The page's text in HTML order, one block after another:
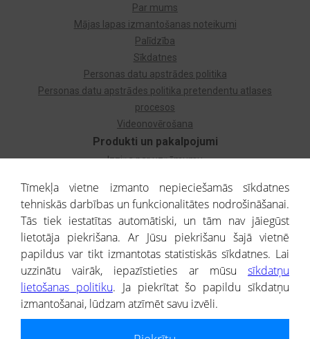
Produkti un pakalpojumi
Izziņa par uzņēmumu
Dzimtas koks
Uzņēmumu atlase
Monitorings
Kredītizziņa par ārvalstu uzņēmumiem
Par mums
Mājas lapas izmantošanas noteikumi
Palīdzība
Sīkdatnes
Personas datu apstrādes politika
Personas datu apstrādes politika pretendentu atlases
procesos
Videonovērošana
® CREDITREFORM Latvija
SIA
Tīmekļa vietne izmanto nepieciešamās sīkdatnes
tehniskās darbības un funkcionalitātes nodrošināšanai.
Tās tiek iestatītas automātiski, un tām nav jāiegūst
lietotāja piekrišana. Ar Jūsu piekrišanu šajā vietnē
papildus var tikt izmantotas statistiskās sīkdatnes. Lai
uzzinātu vairāk, iepazīstieties ar mūsu sīkdatņu
lietošanas politiku. Ja piekrītat šo papildu sīkdatņu
izmantošanai, lūdzam atzīmēt savu izvēli.